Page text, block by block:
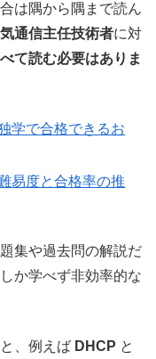
は隅から隅まで読ん
通信主任技術者に対
て読む必要はありま
学で合格できるお
易度と合格率の推
集や過去問の解説だ
か学べず非効率的な
、例えば DHCP と